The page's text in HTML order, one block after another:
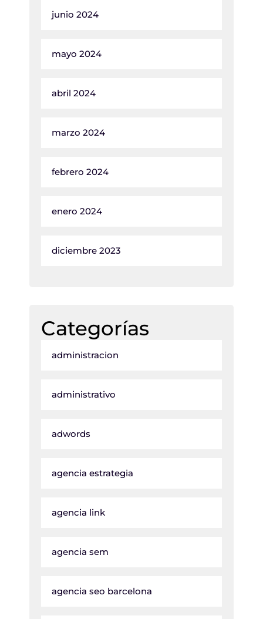
junio 2024
mayo 2024
abril 2024
marzo 2024
febrero 2024
enero 2024
diciembre 2023
Categorías
administracion
administrativo
adwords
agencia estrategia
agencia link
agencia sem
agencia seo barcelona